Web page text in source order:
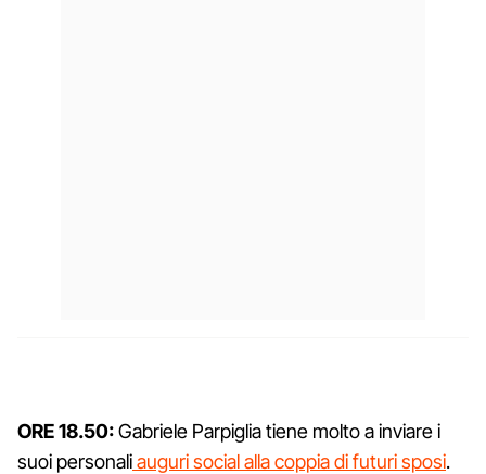
ORE 18.50:Gabriele Parpiglia tiene molto a inviare i
suoi personaliauguri social alla coppia di futuri sposi.